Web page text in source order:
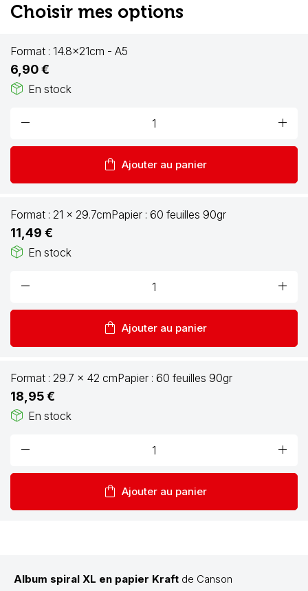
Choisir mes options
Format : 14.8x21cm - A5
6,90 €
package_2 En stock
remove add
shopping_bag Ajouter au panier
Format : 21 x 29.7cmPapier : 60 feuilles 90gr
11,49 €
package_2 En stock
remove add
shopping_bag Ajouter au panier
Format : 29.7 x 42 cmPapier : 60 feuilles 90gr
18,95 €
package_2 En stock
remove add
shopping_bag Ajouter au panier
Album spiral XL en papier Kraft de Canson